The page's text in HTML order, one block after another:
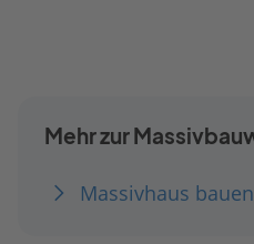
Mehr zur
Massivhaus